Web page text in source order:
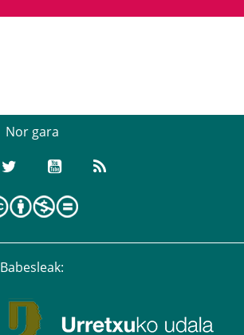
Nor gara
Babesleak: